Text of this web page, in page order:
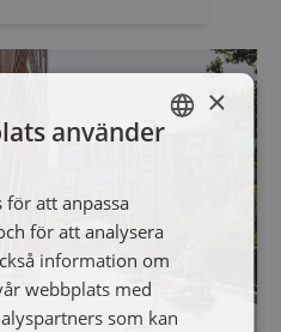
×
använder
för att anpassa
för att analysera
information om
webbplats med
som kan